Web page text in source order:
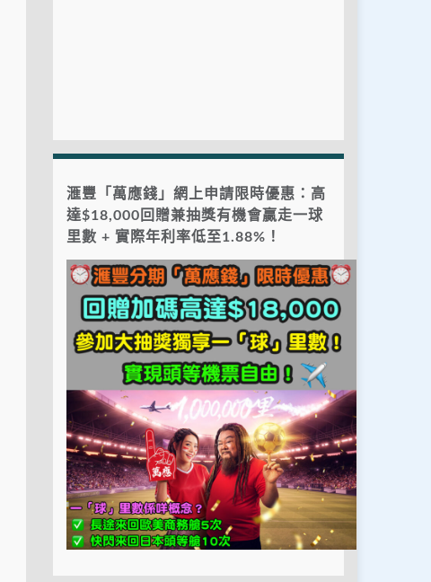
滙豐「萬應錢」網上申請限時優惠：高
達$18,000回贈兼抽獎有機會贏走一球
里數 + 實際年利率低至1.88%！